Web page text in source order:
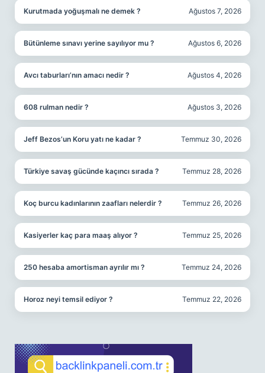
Kurutmada yoğuşmalı ne demek ? Ağustos 7, 2026
Bütünleme sınavı yerine sayılıyor mu ? Ağustos 6, 2026
Avcı taburları’nın amacı nedir ? Ağustos 4, 2026
608 rulman nedir ? Ağustos 3, 2026
Jeff Bezos’un Koru yatı ne kadar ? Temmuz 30, 2026
Türkiye savaş gücünde kaçıncı sırada ? Temmuz 28, 2026
Koç burcu kadınlarının zaafları nelerdir ? Temmuz 26, 2026
Kasiyerler kaç para maaş alıyor ? Temmuz 25, 2026
250 hesaba amortisman ayrılır mı ? Temmuz 24, 2026
Horoz neyi temsil ediyor ? Temmuz 22, 2026